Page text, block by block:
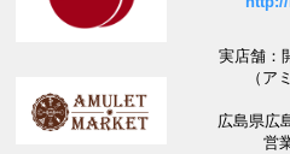
実店舗：
（ア
広島県広
営